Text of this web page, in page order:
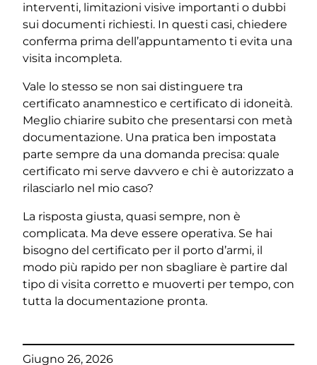
interventi, limitazioni visive importanti o dubbi
sui documenti richiesti. In questi casi, chiedere
conferma prima dell’appuntamento ti evita una
visita incompleta.
Vale lo stesso se non sai distinguere tra
certificato anamnestico e certificato di idoneità.
Meglio chiarire subito che presentarsi con metà
documentazione. Una pratica ben impostata
parte sempre da una domanda precisa: quale
certificato mi serve davvero e chi è autorizzato a
rilasciarlo nel mio caso?
La risposta giusta, quasi sempre, non è
complicata. Ma deve essere operativa. Se hai
bisogno del certificato per il porto d’armi, il
modo più rapido per non sbagliare è partire dal
tipo di visita corretto e muoverti per tempo, con
tutta la documentazione pronta.
Giugno 26, 2026